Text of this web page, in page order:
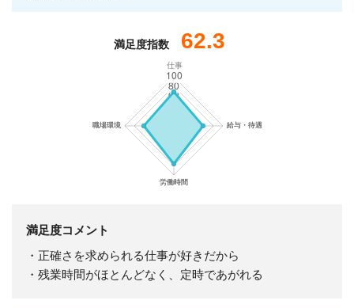
満足度指数 62.3
仕事
満足度コメント
・正確さを求められる仕事が好きだから
・残業時間がほとんどなく、定時であがれる